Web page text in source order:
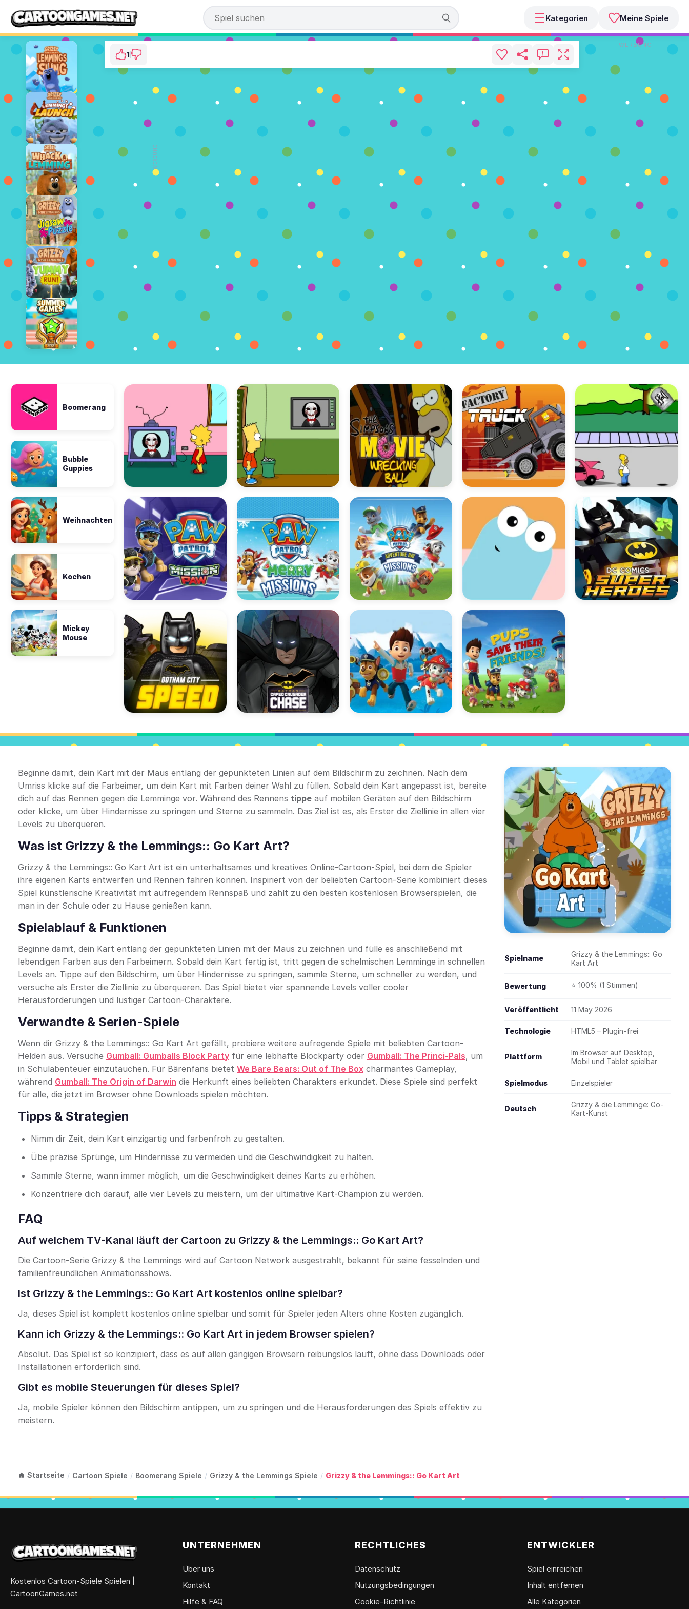
Kategorien Meine Spiele
⭐ 100% (1 Stimmen)
JETZT SPIELEN
1
WERBUNG
WERBUNG
Boomerang
Bubble
Guppies
Weihnachten
Kochen
Mickey
Mouse
Beginne damit, dein Kart mit der Maus entlang der gepunkteten Linien auf dem Bildschirm zu zeichnen. Nach dem
Umriss klicke auf die Farbeimer, um dein Kart mit Farben deiner Wahl zu füllen. Sobald dein Kart angepasst ist, bereite
dich auf das Rennen gegen die Lemminge vor. Während des Rennens tippe auf mobilen Geräten auf den Bildschirm
oder klicke, um über Hindernisse zu springen und Sterne zu sammeln. Das Ziel ist es, als Erster die Ziellinie in allen vier
Levels zu überqueren.
Was ist Grizzy & the Lemmings:: Go Kart Art?
Grizzy & the Lemmings:: Go Kart Art ist ein unterhaltsames und kreatives Online-Cartoon-Spiel, bei dem die Spieler
ihre eigenen Karts entwerfen und Rennen fahren können. Inspiriert von der beliebten Cartoon-Serie kombiniert dieses
Spiel künstlerische Kreativität mit aufregendem Rennspaß und zählt zu den besten kostenlosen Browserspielen, die
man in der Schule oder zu Hause genießen kann.
Spielablauf & Funktionen
Beginne damit, dein Kart entlang der gepunkteten Linien mit der Maus zu zeichnen und fülle es anschließend mit
lebendigen Farben aus den Farbeimern. Sobald dein Kart fertig ist, tritt gegen die schelmischen Lemminge in schnellen
Levels an. Tippe auf den Bildschirm, um über Hindernisse zu springen, sammle Sterne, um schneller zu werden, und
versuche als Erster die Ziellinie zu überqueren. Das Spiel bietet vier spannende Levels voller cooler
Herausforderungen und lustiger Cartoon-Charaktere.
Verwandte & Serien-Spiele
Wenn dir Grizzy & the Lemmings:: Go Kart Art gefällt, probiere weitere aufregende Spiele mit beliebten Cartoon-
Helden aus. Versuche Gumball: Gumballs Block Party für eine lebhafte Blockparty oder Gumball: The Princi-Pals, um
in Schulabenteuer einzutauchen. Für Bärenfans bietet We Bare Bears: Out of The Box charmantes Gameplay,
während Gumball: The Origin of Darwin die Herkunft eines beliebten Charakters erkundet. Diese Spiele sind perfekt
für alle, die jetzt im Browser ohne Downloads spielen möchten.
Tipps & Strategien
Nimm dir Zeit, dein Kart einzigartig und farbenfroh zu gestalten.
Übe präzise Sprünge, um Hindernisse zu vermeiden und die Geschwindigkeit zu halten.
Sammle Sterne, wann immer möglich, um die Geschwindigkeit deines Karts zu erhöhen.
Konzentriere dich darauf, alle vier Levels zu meistern, um der ultimative Kart-Champion zu werden.
FAQ
Auf welchem TV-Kanal läuft der Cartoon zu Grizzy & the Lemmings:: Go Kart Art?
Die Cartoon-Serie Grizzy & the Lemmings wird auf Cartoon Network ausgestrahlt, bekannt für seine fesselnden und
familienfreundlichen Animationsshows.
Ist Grizzy & the Lemmings:: Go Kart Art kostenlos online spielbar?
Ja, dieses Spiel ist komplett kostenlos online spielbar und somit für Spieler jeden Alters ohne Kosten zugänglich.
Kann ich Grizzy & the Lemmings:: Go Kart Art in jedem Browser spielen?
Absolut. Das Spiel ist so konzipiert, dass es auf allen gängigen Browsern reibungslos läuft, ohne dass Downloads oder
Installationen erforderlich sind.
Gibt es mobile Steuerungen für dieses Spiel?
Ja, mobile Spieler können den Bildschirm antippen, um zu springen und die Herausforderungen des Spiels effektiv zu
meistern.
Spielname
Grizzy & the Lemmings:: Go
Kart Art
Bewertung ⭐ 100% (1 Stimmen)
Veröffentlicht 11 May 2026
Technologie HTML5 – Plugin-frei
Plattform
Im Browser auf Desktop,
Mobil und Tablet spielbar
Spielmodus Einzelspieler
Deutsch
Grizzy & die Lemminge: Go-
Kart-Kunst
Startseite / Cartoon Spiele / Boomerang Spiele / Grizzy & the Lemmings Spiele / Grizzy & the Lemmings:: Go Kart Art
Kostenlos Cartoon-Spiele Spielen |
CartoonGames.net
UNTERNEHMEN
Über uns
Kontakt
Hilfe & FAQ
RECHTLICHES
Datenschutz
Nutzungsbedingungen
Cookie-Richtlinie
ENTWICKLER
Spiel einreichen
Inhalt entfernen
Alle Kategorien